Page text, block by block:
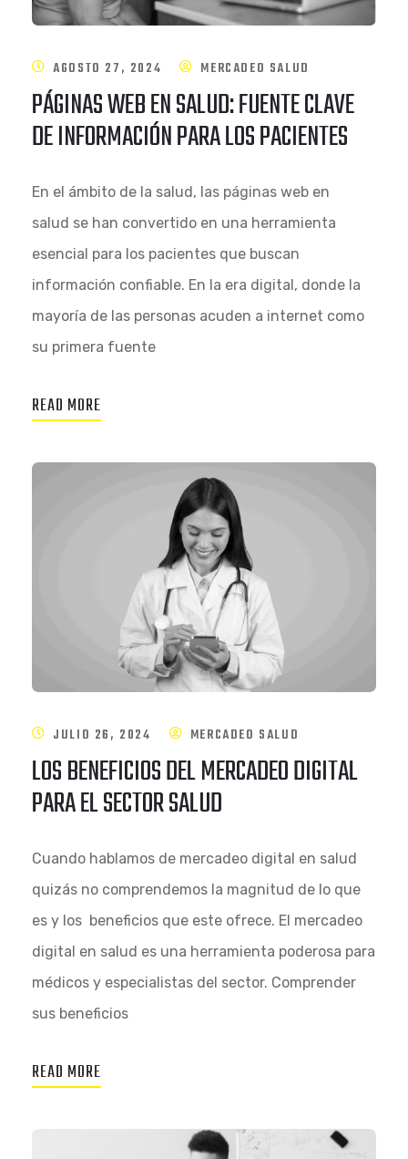
AGOSTO 27, 2024 MERCADEO SALUD
PÁGINAS WEB EN SALUD: FUENTE CLAVE
DE INFORMACIÓN PARA LOS PACIENTES
En el ámbito de la salud, las páginas web en
salud se han convertido en una herramienta
esencial para los pacientes que buscan
información confiable. En la era digital, donde la
mayoría de las personas acuden a internet como
su primera fuente
READ MORE
JULIO 26, 2024 MERCADEO SALUD
LOS BENEFICIOS DEL MERCADEO DIGITAL
PARA EL SECTOR SALUD
Cuando hablamos de mercadeo digital en salud
quizás no comprendemos la magnitud de lo que
es y los beneficios que este ofrece. El mercadeo
digital en salud es una herramienta poderosa para
médicos y especialistas del sector. Comprender
sus beneficios
READ MORE